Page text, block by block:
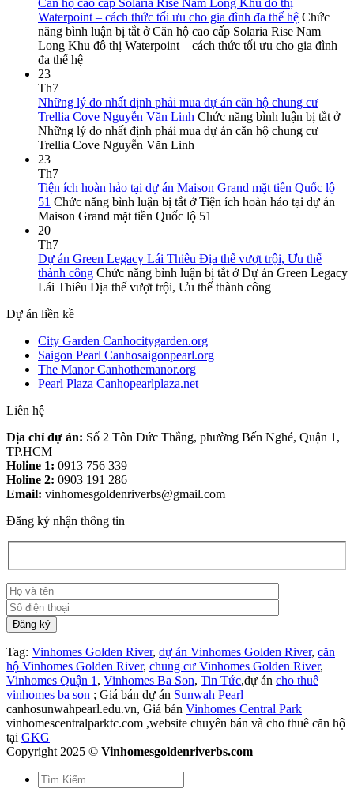
Waterpoint – cách thức tối ưu cho gia đình đa thế hệ Chức
năng bình luận bị tắt ở Căn hộ cao cấp Solaria Rise Nam
Long Khu đô thị Waterpoint – cách thức tối ưu cho gia đình
đa thế hệ
23
Th7
Những lý do nhất định phải mua dự án căn hộ chung cư
Trellia Cove Nguyễn Văn Linh Chức năng bình luận bị tắt ở
Những lý do nhất định phải mua dự án căn hộ chung cư
Trellia Cove Nguyễn Văn Linh
23
Th7
Tiện ích hoàn hảo tại dự án Maison Grand mặt tiền Quốc lộ
51 Chức năng bình luận bị tắt ở Tiện ích hoàn hảo tại dự án
Maison Grand mặt tiền Quốc lộ 51
20
Th7
Dự án Green Legacy Lái Thiêu Địa thế vượt trội, Ưu thế
thành công Chức năng bình luận bị tắt ở Dự án Green Legacy
Lái Thiêu Địa thế vượt trội, Ưu thế thành công
Dự án liền kề
City Garden Canhocitygarden.org
Saigon Pearl Canhosaigonpearl.org
The Manor Canhothemanor.org
Pearl Plaza Canhopearlplaza.net
Liên hệ
Địa chỉ dự án: Số 2 Tôn Đức Thắng, phường Bến Nghé, Quận 1,
TP.HCM
Holine 1: 0913 756 339
Holine 2: 0903 191 286
Email: vinhomesgoldenriverbs@gmail.com
Đăng ký nhận thông tin
Tag: Vinhomes Golden River, dự án Vinhomes Golden River, căn
hộ Vinhomes Golden River, chung cư Vinhomes Golden River,
Vinhomes Quận 1 , Vinhomes Ba Son, Tin Tức,dự án cho thuê
vinhomes ba son ; Giá bán dự án Sunwah Pearl
canhosunwahpearl.edu.vn, Giá bán Vinhomes Central Park
vinhomescentralparktc.com ,website chuyên bán và cho thuê căn hộ
tại GKG
Copyright 2025 © Vinhomesgoldenriverbs.com